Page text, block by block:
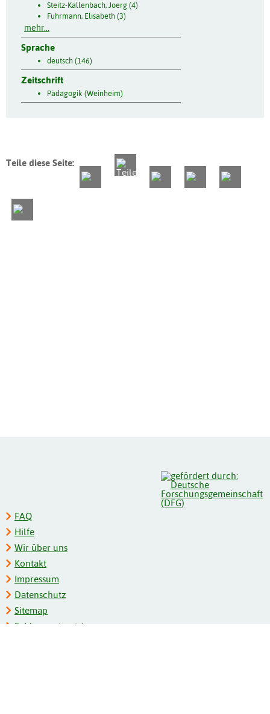
Steitz-Kallenbach, Joerg (4)
Fuhrmann, Elisabeth (3)
mehr...
Sprache
deutsch (146)
Zeitschrift
Pädagogik (Weinheim)
Teile diese Seite:
FAQ
Hilfe
Wir über uns
Kontakt
Impressum
Datenschutz
Sitemap
Schlagwortregister